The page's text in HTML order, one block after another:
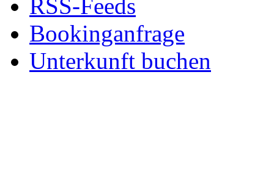
RSS-Feeds
Bookinganfrage
Unterkunft buchen